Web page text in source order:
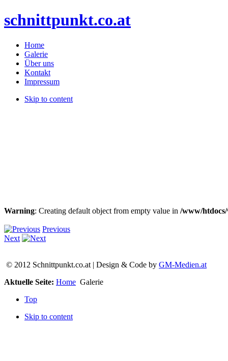
schnittpunkt.co.at
Home
Galerie
Über uns
Kontakt
Impressum
Skip to content
Warning: Creating default object from empty value in /www/
Previous
Next
© 2012 Schnittpunkt.co.at | Design & Code by GM-Medien.at
Aktuelle Seite: Home Galerie
Top
Skip to content